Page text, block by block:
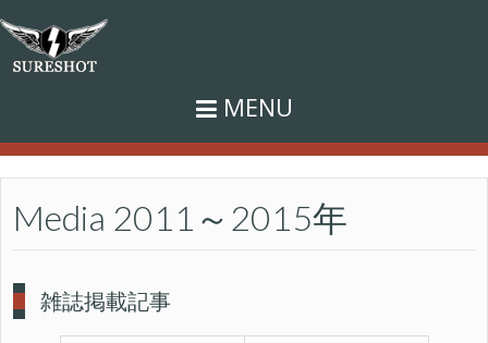
MENU
Media 2011～2015年
雑誌掲載記事